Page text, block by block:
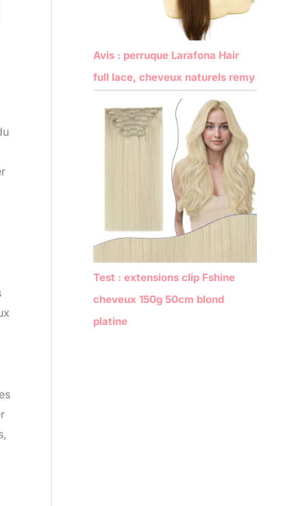
Avis : perruque Larafona Hair
full lace, cheveux naturels remy
Test : extensions clip Fshine
cheveux 150g 50cm blond
platine